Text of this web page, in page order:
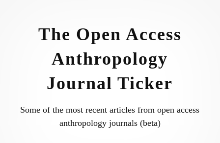
The Open Access
Anthropology
Journal Ticker
Some of the most recent articles from open access
anthropology journals (beta)